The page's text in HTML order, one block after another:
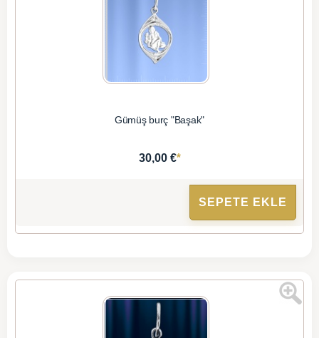
Gümüş burç "Başak"
30,00 €*
SEPETE EKLE